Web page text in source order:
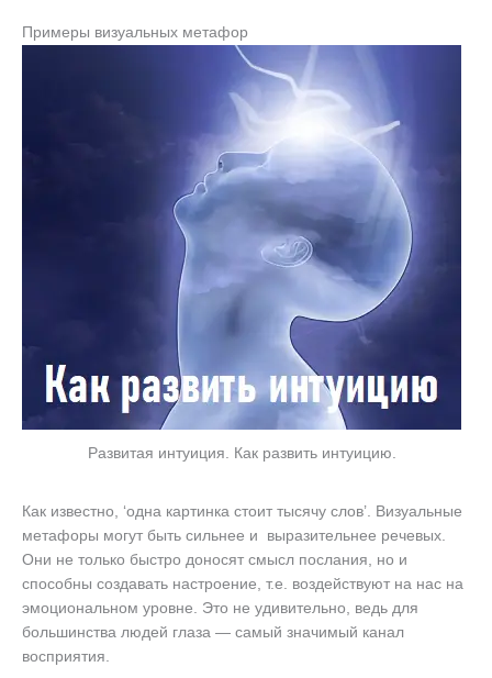
Примеры визуальных метафор
Развитая интуиция. Как развить интуицию.
Как известно, ‘одна картинка стоит тысячу слов’. Визуальные
метафоры могут быть сильнее и выразительнее речевых.
Они не только быстро доносят смысл послания, но и
способны создавать настроение, т.е. воздействуют на нас на
эмоциональном уровне. Это не удивительно, ведь для
большинства людей глаза — самый значимый канал
восприятия.